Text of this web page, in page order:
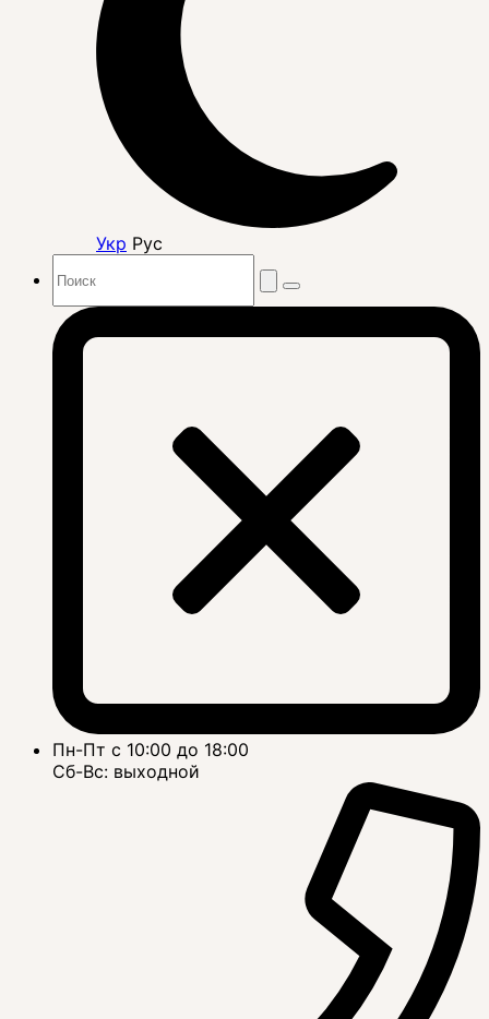
Укр Рус
Пн-Пт с 10:00 до 18:00
Сб-Вс: выходной